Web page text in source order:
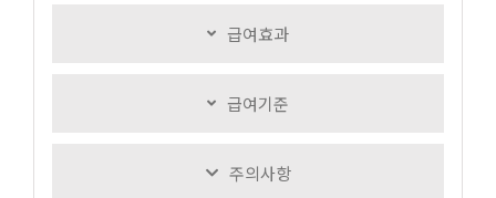
급여효과
급여기준
주의사항